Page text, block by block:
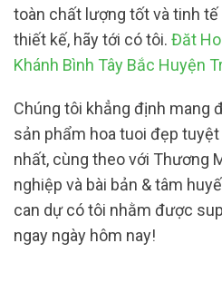
toàn chất lượng tốt và tinh
thiết kế, hãy tới có tôi. Đăt
Khánh Bình Tây Bắc Huyện
Chúng tôi khẳng định mang
sản phẩm hoa tuoi đẹp
nhất, cùng theo với Thương
nghiệp và bài bản & tâm
can dự có tôi nhằm được
ngay ngày hôm nay!